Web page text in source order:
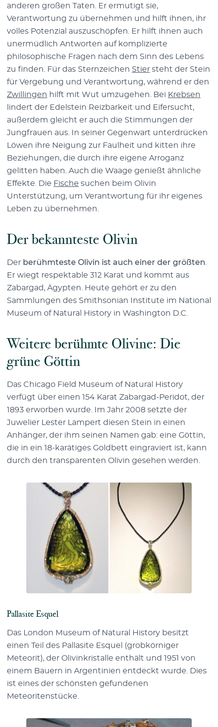
anderen großen Taten. Er ermutigt sie,
Verantwortung zu übernehmen und hilft ihnen, ihr
volles Potenzial auszuschöpfen. Er hilft ihnen auch
unermüdlich Antworten auf komplizierte
philosophische Fragen nach dem Sinn des Lebens
zu finden. Für das Sternzeichen Stier steht der Stein
für Vergebung und Verantwortung, während er den
Zwillingen hilft mit Wut umzugehen. Bei Krebsen
lindert der Edelstein Reizbarkeit und Eifersucht,
außerdem gleicht er auch die Stimmungen der
Jungfrauen aus. In seiner Gegenwart unterdrücken
Löwen ihre Neigung zur Faulheit und kitten ihre
Beziehungen, die durch ihre eigene Arroganz
gelitten haben. Auch die Waage genießt ähnliche
Effekte. Die Fische suchen beim Olivin
Unterstützung, um Verantwortung für ihr eigenes
Leben zu übernehmen.
Der bekannteste Olivin
Der berühmteste Olivin ist auch einer der größten.
Er wiegt respektable 312 Karat und kommt aus
Zabargad, Ägypten. Heute gehört er zu den
Sammlungen des Smithsonian Institute im National
Museum of Natural History in Washington D.C.
Weitere berühmte Olivine: Die
grüne Göttin
Das Chicago Field Museum of Natural History
verfügt über einen 154 Karat Zabargad-Peridot, der
1893 erworben wurde. Im Jahr 2008 setzte der
Juwelier Lester Lampert diesen Stein in einen
Anhänger, der ihm seinen Namen gab: eine Göttin,
die in ein 18-karätiges Goldbett eingraviert ist, kann
durch den transparenten Olivin gesehen werden.
Pallasite Esquel
Das London Museum of Natural History besitzt
einen Teil des Pallasite Esquel (grobkörniger
Meteorit), der Olivinkristalle enthält und 1951 von
einem Bauern in Argentinien entdeckt wurde. Dies
ist eines der schönsten gefundenen
Meteoritenstücke.